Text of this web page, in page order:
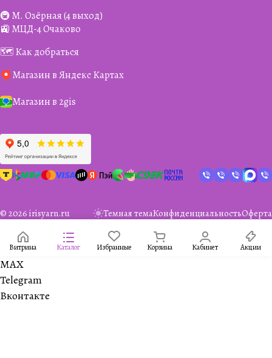
🚇 М. Озёрная (4 выход)
🚉 МЦД-4 Очаково
🗺️ Как добраться
Магазин в Яндекс Картах
Магазин в 2gis
© 2026 irisyarn.ru Темная темаКонфиденциальностьОферта
Витрина Каталог Избранные Корзина Кабинет Акции
MAX
Telegram
Вконтакте